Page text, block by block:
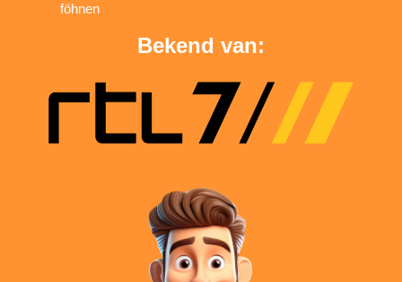
föhnen
Bekend van: